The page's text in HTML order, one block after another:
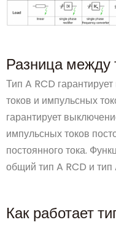
Разница между
Тип A RCD
токов и импульсных
гарантирует
импульсных токов
постоянного тока.
общий тип A RCD и тип
Как работает